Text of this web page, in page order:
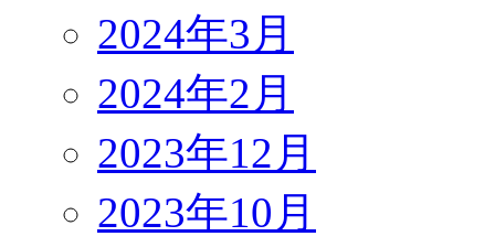
2024年3月
2024年2月
2023年12月
2023年10月